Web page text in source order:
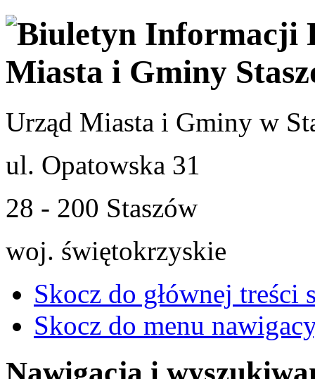
Urząd Miasta i Gminy w
ul. Opatowska 31
28 - 200 Staszów
woj. świętokrzyskie
Skocz do głównej treści
Skocz do menu
Nawigacja i